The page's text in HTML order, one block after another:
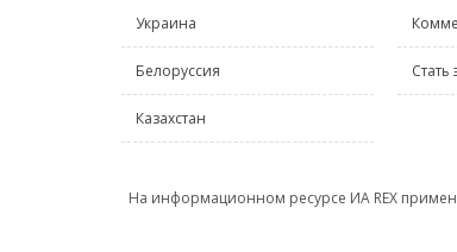
Украина
Белоруссия
Казахстан
Стать
На информационном ресурсе ИА REX